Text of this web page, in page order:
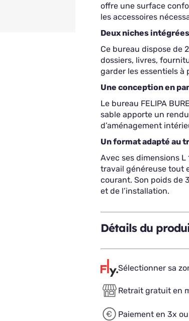
offre une surface
les accessoires
Deux niches
Ce bureau dispose de
dossiers, livres,
garder les essentiels à
Une conception en
Le bureau FELIPA
sable apporte un
d’aménagement
Un format adapté au
Avec ses dimensions
travail généreuse tout
courant. Son poids de
et de l’installation.
Détails du
Sélectionner sa
Retrait gratuit en
Paiement en 3x